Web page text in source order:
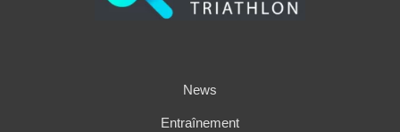
News
Entraînement